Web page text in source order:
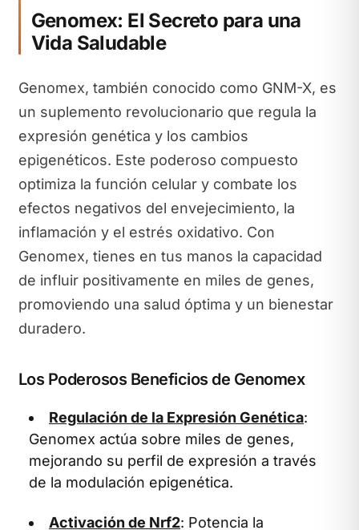
Genomex: El Secreto para una
Vida Saludable
Genomex, también conocido como GNM-X, es
un suplemento revolucionario que regula la
expresión genética y los cambios
epigenéticos. Este poderoso compuesto
optimiza la función celular y combate los
efectos negativos del envejecimiento, la
inflamación y el estrés oxidativo. Con
Genomex, tienes en tus manos la capacidad
de influir positivamente en miles de genes,
promoviendo una salud óptima y un bienestar
duradero.
Los Poderosos Beneficios de Genomex
Regulación de la Expresión Genética:
Genomex actúa sobre miles de genes,
mejorando su perfil de expresión a través
de la modulación epigenética.
Activación de Nrf2: Potencia la